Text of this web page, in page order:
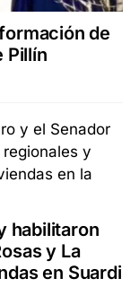
de
Pillín
habilitaron
y La
en Suardi